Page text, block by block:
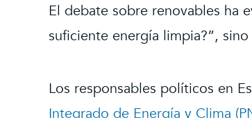
El debate sobre renovables ha
suficiente energía limpia?”,
Los responsables políticos en
Integrado de Energía y Clima